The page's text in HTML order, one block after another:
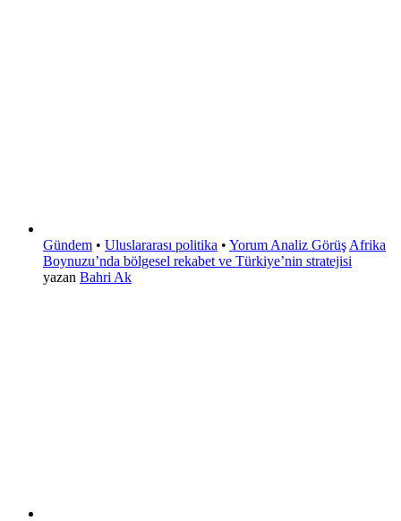
Gündem • Uluslararası politika • Yorum Analiz Görüş Afrika
Boynuzu’nda bölgesel rekabet ve Türkiye’nin stratejisi
yazan Bahri Ak